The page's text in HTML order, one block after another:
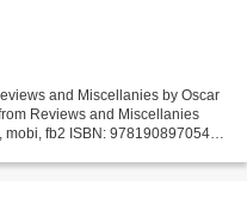
and Miscellanies by Oscar
Reviews and Miscellanies
mobi, fb2 ISBN: 9781908970541